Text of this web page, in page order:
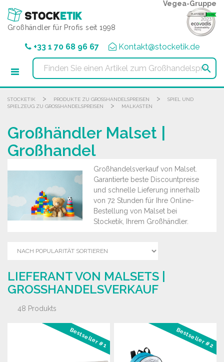
Großhändler für Profis seit 1998
Vegea-Gruppe
+33 1 70 68 96 67 Kontakt@stocketik.de

STOCKETIK > PRODUKTE ZU GROSSHANDELSPREISEN >
SPIEL UND
SPIELZEUG ZU GROSSHANDELSPREISEN
> MALKASTEN
Großhändler Malset |
Großhandel
Großhandelsverkauf von Malset.
Garantierte beste Discountpreise
und schnelle Lieferung innerhalb
von 72 Stunden für Ihre Online-
Bestellung von Malset bei
Stocketik, Ihrem Großhändler.
LIEFERANT VON MALSETS |
GROSSHANDELSVERKAUF
48 Produkts
Bestseller #1 Bestseller #2